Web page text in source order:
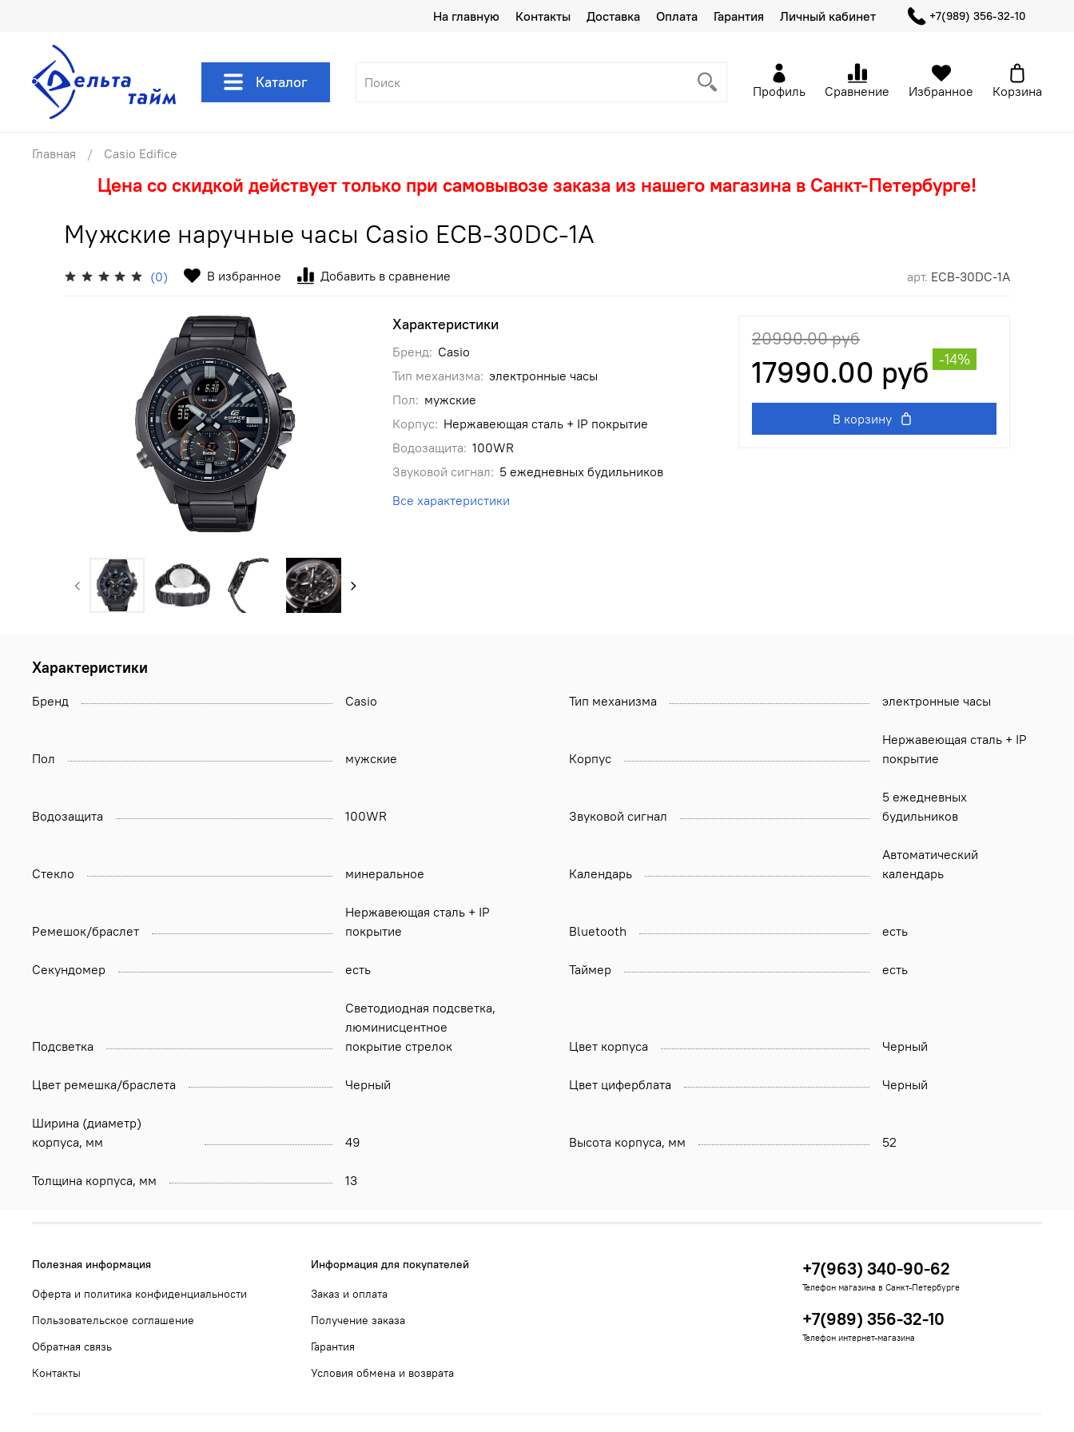
На главную Контакты Доставка Оплата Гарантия Личный кабинет +7(989) 356-32-10
Каталог Профиль Сравнение Избранное Корзина
Главная Casio Edifice
Цена со скидкой действует только при самовывозе заказа из нашего магазина в Санкт-Петербурге!
Мужские наручные часы Casio ECB-30DC-1A
(0) В избранное Добавить в сравнение арт. ECB-30DC-1A
Характеристики
Бренд: Casio
Тип механизма: электронные часы
Пол: мужские
Корпус: Нержавеющая сталь + IP покрытие
Водозащита: 100WR
Звуковой сигнал: 5 ежедневных будильников
Все характеристики
20990.00 руб
17990.00 руб -14%
В корзину
Характеристики
Бренд Casio Тип механизма электронные часы
Пол мужские Корпус
Нержавеющая сталь + IP
покрытие
Водозащита 100WR Звуковой сигнал
5 ежедневных
будильников
Стекло минеральное Календарь
Автоматический
календарь
Ремешок/браслет
Нержавеющая сталь + IP
покрытие
Bluetooth есть
Секундомер есть Таймер есть
Подсветка
Светодиодная подсветка,
люминисцентное
покрытие стрелок
Цвет корпуса Черный
Цвет ремешка/браслета Черный Цвет циферблата Черный
Ширина (диаметр)
корпуса, мм
49 Высота корпуса, мм 52
Толщина корпуса, мм 13
Полезная информация
Оферта и политика конфиденциальности
Пользовательское соглашение
Обратная связь
Контакты
Информация для покупателей
Заказ и оплата
Получение заказа
Гарантия
Условия обмена и возврата
+7(963) 340-90-62
Телефон магазина в Санкт-Петербурге
+7(989) 356-32-10
Телефон интернет-магазина